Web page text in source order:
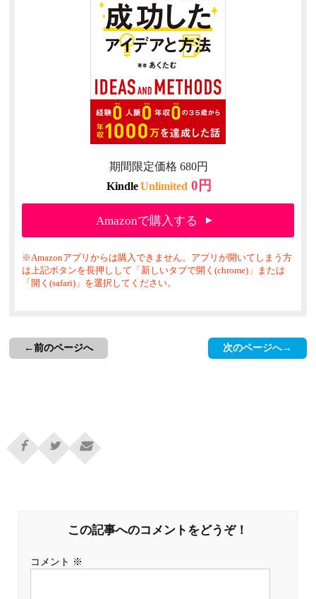
期間限定価格 680円
KindleUnlimited 0円
Amazonで購入する
※Amazonアプリからは購入できません。アプリが開いてしまう方
は上記ボタンを長押しして「新しいタブで開く(chrome)」または
「開く(safari)」を選択してください。
←前のページへ 次のページへ→
この記事へのコメントをどうぞ！
コメント ※